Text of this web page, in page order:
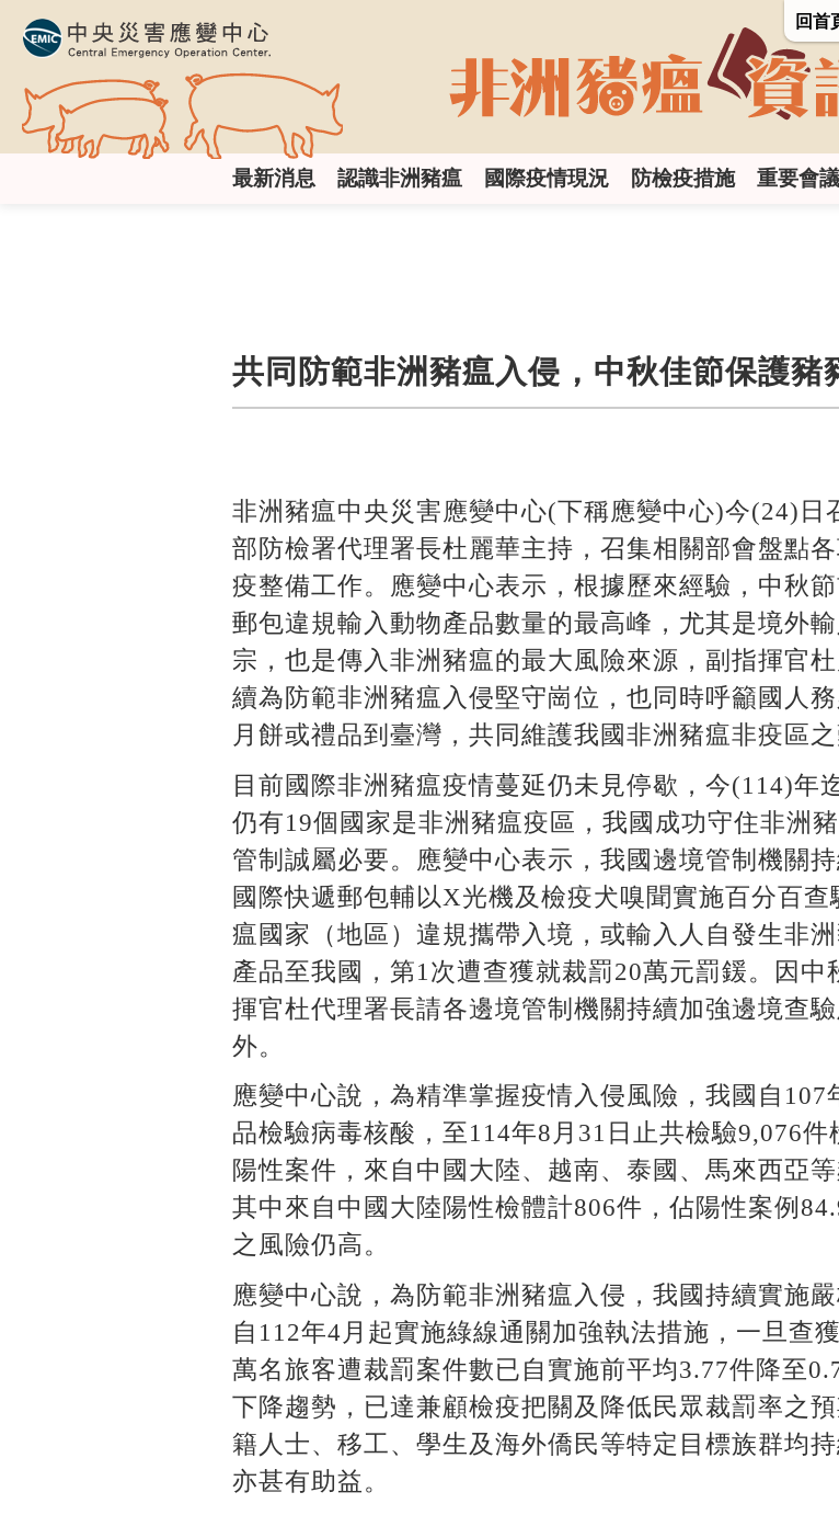
回首
最新消息 認識非洲豬瘟 國際疫情現況 防檢疫措施 重要會議
共同防範非洲豬瘟入侵，中秋佳節保護豬
非洲豬瘟中央災害應變中心(下稱應變中心)今(24)日
部防檢署代理署長杜麗華主持，召集相關部會盤點
疫整備工作。應變中心表示，根據歷來經驗，中秋
郵包違規輸入動物產品數量的最高峰，尤其是境外
宗，也是傳入非洲豬瘟的最大風險來源，副指揮官
續為防範非洲豬瘟入侵堅守崗位，也同時呼籲國人
月餅或禮品到臺灣，共同維護我國非洲豬瘟非疫區之
目前國際非洲豬瘟疫情蔓延仍未見停歇，今(114)年
仍有19個國家是非洲豬瘟疫區，我國成功守住非洲
管制誠屬必要。應變中心表示，我國邊境管制機關
國際快遞郵包輔以X光機及檢疫犬嗅聞實施百分百
瘟國家（地區）違規攜帶入境，或輸入人自發生非
產品至我國，第1次遭查獲就裁罰20萬元罰鍰。因
揮官杜代理署長請各邊境管制機關持續加強邊境查
外。
應變中心說，為精準掌握疫情入侵風險，我國自
品檢驗病毒核酸，至114年8月31日止共檢驗9,076
陽性案件，來自中國大陸、越南、泰國、馬來西亞
其中來自中國大陸陽性檢體計806件，佔陽性案例
之風險仍高。
應變中心說，為防範非洲豬瘟入侵，我國持續實施
自112年4月起實施綠線通關加強執法措施，一旦查
萬名旅客遭裁罰案件數已自實施前平均3.77件降至
下降趨勢，已達兼顧檢疫把關及降低民眾裁罰率之
籍人士、移工、學生及海外僑民等特定目標族群均
亦甚有助益。